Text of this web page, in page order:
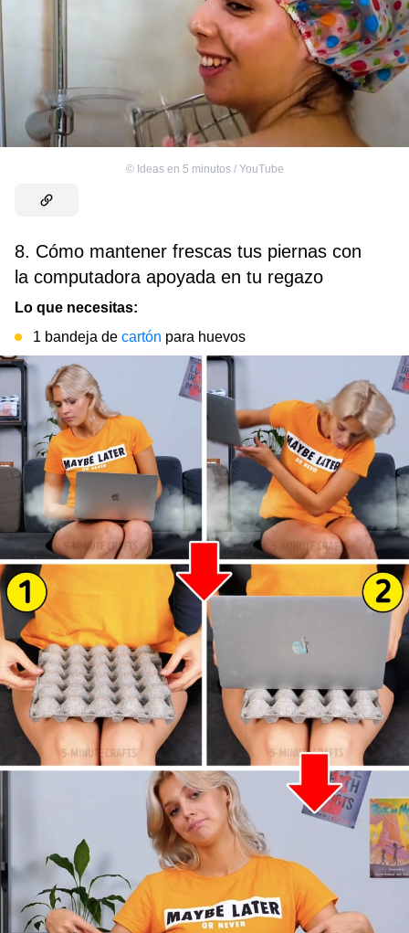
© Ideas en 5 minutos / YouTube
8. Cómo mantener frescas tus piernas con
la computadora apoyada en tu regazo
Lo que necesitas:
1 bandeja de cartón para huevos